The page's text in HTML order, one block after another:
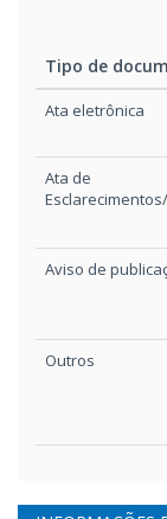
Tipo de
Tipo de
Ata eletrônica
Ata de
Aviso de
Outros